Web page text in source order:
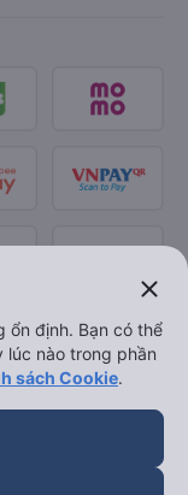
close
ổn định. Bạn có thể
lúc nào trong phần
sách Cookie.